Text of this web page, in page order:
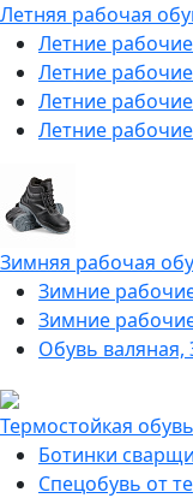
Летняя рабочая
Летние
Летние
Летние
Летние
Зимняя рабочая
Зимние
Зимние
Обувь валяная,
Термостойкая обувь
Ботинки
Спецобувь от